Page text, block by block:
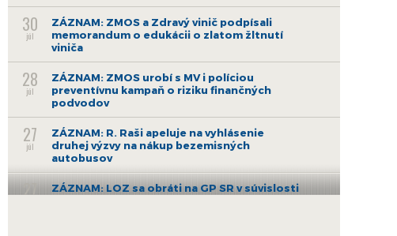
30
júl
ZÁZNAM: ZMOS a Zdravý vinič podpísali
memorandum o edukácii o zlatom žltnutí
viniča
28
júl
ZÁZNAM: ZMOS urobí s MV i políciou
preventívnu kampaň o riziku finančných
podvodov
27
júl
ZÁZNAM: R. Raši apeluje na vyhlásenie
druhej výzvy na nákup bezemisných
autobusov
27
ZÁZNAM: LOZ sa obráti na GP SR v súvislosti